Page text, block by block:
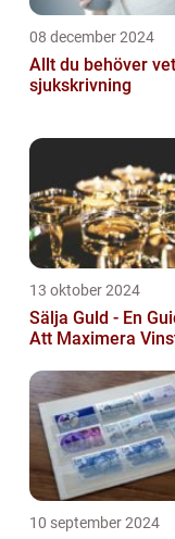
08 december 2024
Allt du behöver
sjukskrivning
13 oktober 2024
Sälja Guld - En
Att Maximera
10 september 2024